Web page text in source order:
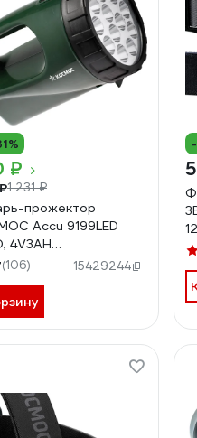
₽
1 231 ₽
прожектор
Accu 9199LED
4V3AH
(106) 15429244